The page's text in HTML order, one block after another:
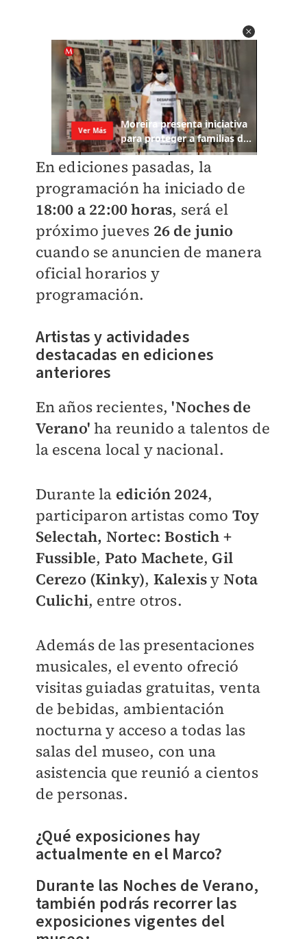
En ediciones pasadas, la
programación ha iniciado de
18:00 a 22:00 horas, será el
próximo jueves 26 de junio
cuando se anuncien de manera
oficial horarios y
programación.
Artistas y actividades
destacadas en ediciones
anteriores
En años recientes,'Noches de
Verano' ha reunido a talentos de
la escena local y nacional.
Durante la edición 2024,
participaron artistas como Toy
Selectah, Nortec: Bostich +
Fussible, Pato Machete, Gil
Cerezo (Kinky), Kalexisy Nota
Culichi, entre otros.
Además de las presentaciones
musicales, el evento ofreció
visitas guiadas gratuitas, venta
de bebidas, ambientación
nocturna y acceso a todas las
salas del museo, con una
asistencia que reunió a cientos
de personas.
¿Qué exposiciones hay
actualmente en el Marco?
Durante las Noches de Verano,
también podrás recorrer las
exposiciones vigentes del